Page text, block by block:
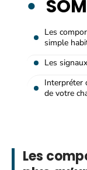
Les
simple
Les
Interpréter
de votre
Les